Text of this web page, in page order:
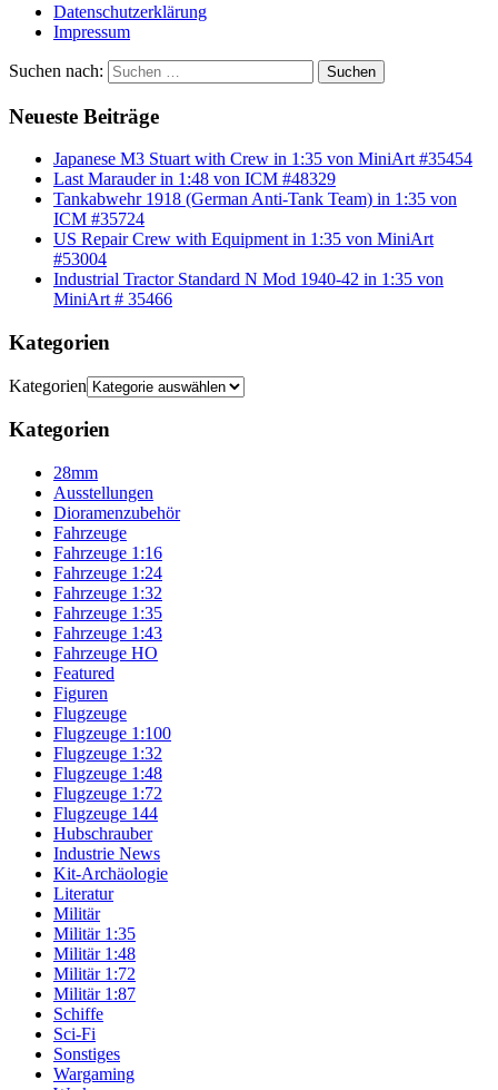
Datenschutzerklärung
Impressum
Suchen nach: Suchen
Neueste Beiträge
Japanese M3 Stuart with Crew in 1:35 von MiniArt #35454
Last Marauder in 1:48 von ICM #48329
Tankabwehr 1918 (German Anti-Tank Team) in 1:35 von
ICM #35724
US Repair Crew with Equipment in 1:35 von MiniArt
#53004
Industrial Tractor Standard N Mod 1940-42 in 1:35 von
MiniArt # 35466
Kategorien
Kategorien
Kategorien
28mm
Ausstellungen
Dioramenzubehör
Fahrzeuge
Fahrzeuge 1:16
Fahrzeuge 1:24
Fahrzeuge 1:32
Fahrzeuge 1:35
Fahrzeuge 1:43
Fahrzeuge HO
Featured
Figuren
Flugzeuge
Flugzeuge 1:100
Flugzeuge 1:32
Flugzeuge 1:48
Flugzeuge 1:72
Flugzeuge 144
Hubschrauber
Industrie News
Kit-Archäologie
Literatur
Militär
Militär 1:35
Militär 1:48
Militär 1:72
Militär 1:87
Schiffe
Sci-Fi
Sonstiges
Wargaming